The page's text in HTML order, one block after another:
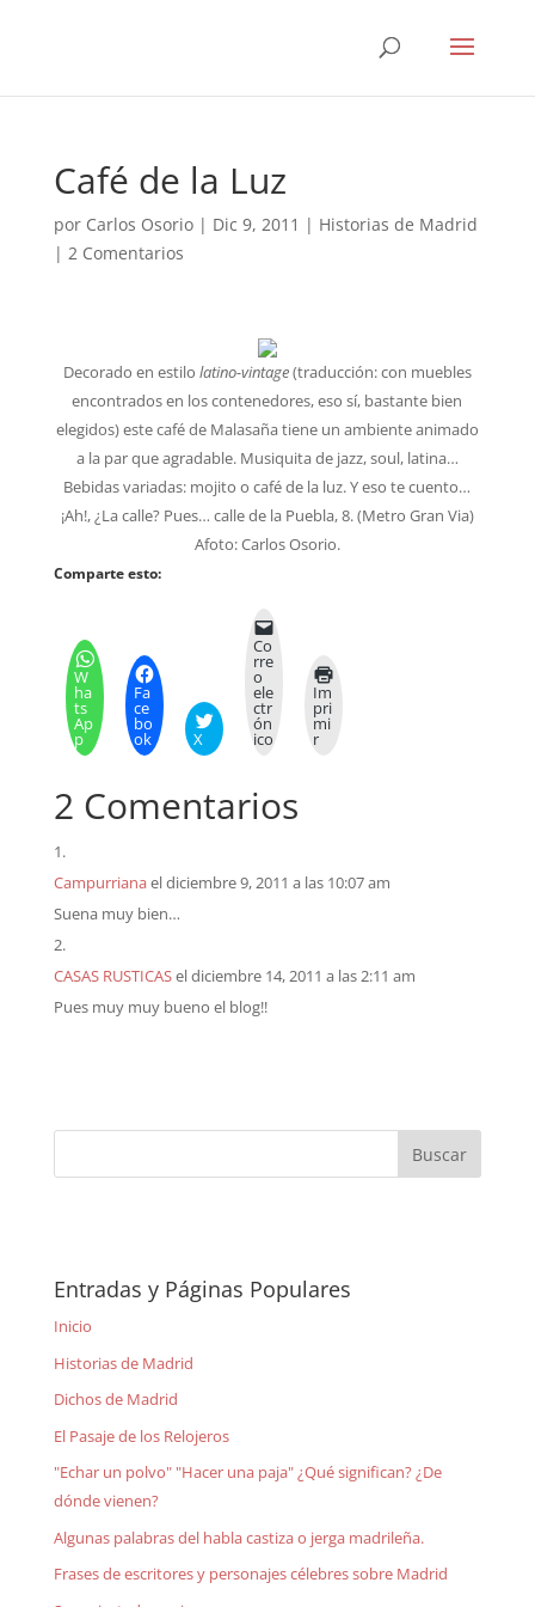
Café de la Luz
por Carlos Osorio| Dic 9, 2011 | Historias de Madrid
| 2 Comentarios
Decorado en estilo latino-vintage(traducción: con muebles
encontrados en los contenedores, eso sí, bastante bien
elegidos) este café de Malasaña tiene un ambiente animado
a la par que agradable. Musiquita de jazz, soul, latina…
Bebidas variadas: mojito o café de la luz. Y eso te cuento…
¡Ah!, ¿La calle? Pues… calle de la Puebla, 8. (Metro Gran Via)
Afoto: Carlos Osorio.
Comparte esto:
W
ha
ts
Ap
p
Fa
ce
bo
ok X
Co
rre
o
ele
ctr
ón
ico
Im
pri
mi
r
2 Comentarios
Campurrianael diciembre 9, 2011 a las 10:07 am
Suena muy bien…
CASAS RUSTICASel diciembre 14, 2011 a las 2:11 am
Pues muy muy bueno el blog!!
Entradas y Páginas Populares
Inicio
Historias de Madrid
Dichos de Madrid
El Pasaje de los Relojeros
"Echar un polvo" "Hacer una paja" ¿Qué significan? ¿De
dónde vienen?
Algunas palabras del habla castiza o jerga madrileña.
Frases de escritores y personajes célebres sobre Madrid